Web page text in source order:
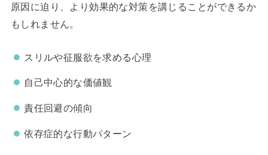
原因に迫り、より効果的な対策を講じることができるか
もしれません。
スリルや征服欲を求める心理
自己中心的な価値観
責任回避の傾向
依存症的な行動パターン